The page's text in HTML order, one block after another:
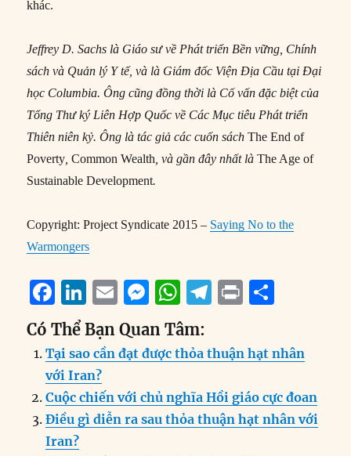
khác.
Jeffrey D. Sachs là Giáo sư về Phát triển Bền vững, Chính
sách và Quản lý Y tế, và là Giám đốc Viện Địa Cầu tại Đại
học Columbia. Ông cũng đồng thời là Cố vấn đặc biệt của
Tổng Thư ký Liên Hợp Quốc về Các Mục tiêu Phát triển
Thiên niên kỷ. Ông là tác giả các cuốn sáchThe End of
Poverty ,Common Wealth , và gần đây nhất làThe Age of
Sustainable Development.
Copyright: Project Syndicate 2015 – Saying No to the
Warmongers
F
a
c
e
b
o
o
Li
n
k
e
d
I
E
m
ai
l
M
ss
e
n
g
W
h
at
s
A
p
T
e
g
r
a
P
n
t
a
re
Có Thể Bạn Quan Tâm:
Tại sao cần đạt được thỏa thuận hạt nhân
với Iran?
Cuộc chiến với chủ nghĩa Hồi giáo cực đoan
Điều gì diễn ra sau thỏa thuận hạt nhân với
Iran?